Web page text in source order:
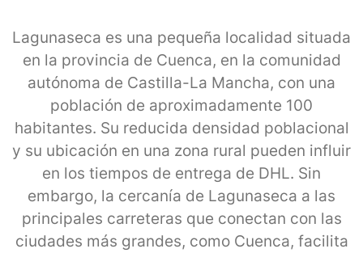
Lagunaseca es una pequeña localidad situada
en la provincia de Cuenca, en la comunidad
autónoma de Castilla-La Mancha, con una
población de aproximadamente 100
habitantes. Su reducida densidad poblacional
y su ubicación en una zona rural pueden influir
en los tiempos de entrega de DHL. Sin
embargo, la cercanía de Lagunaseca a las
principales carreteras que conectan con las
ciudades más grandes, como Cuenca, facilita